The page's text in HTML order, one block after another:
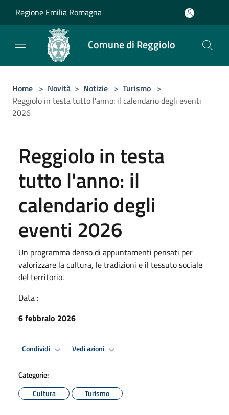
Regione Emilia Romagna
Comune di Reggiolo
Home > Novità > Notizie > Turismo >
Reggiolo in testa tutto l'anno: il calendario degli eventi
2026
Reggiolo in testa
tutto l'anno: il
calendario degli
eventi 2026
Un programma denso di appuntamenti pensati per
valorizzare la cultura, le tradizioni e il tessuto sociale
del territorio.
Data :
6 febbraio 2026
Condividi Vedi azioni
Categorie:
Cultura
Turismo